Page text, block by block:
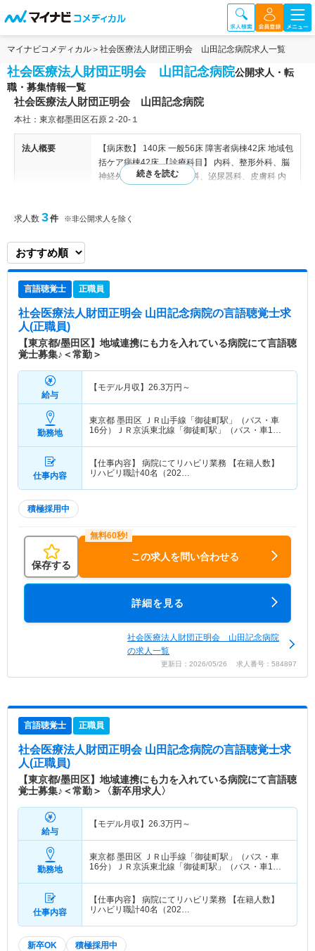
マイナビコメディカル 社会医療法人財団正明会 山田記念病院求人一覧
社会医療法人財団正明会 山田記念病院公開求人・転
職・募集情報一覧
社会医療法人財団正明会 山田記念病院
本社：東京都墨田区石原２-20-１
法人概要
【病床数】 140床 一般56床 障害者病棟42床 地域包
括ケア病棟42床 【診療科目】 内科、整形外科、脳
神経外科、形成外科、外科、泌尿器科、皮膚科 内
ション
病院情報補足
特色
東京都墨田区に位置するケアミックス型総合医療病
急性期病棟で整形外科・外科・内科・脳神経外科な
ア病棟となり、手術後や在宅での生活の準備をして
様、寝たきりの方などが入院されています。
求人数 3件 ※非公開求人を除く
言語聴覚士 正職員
社会医療法人財団正明会 山田記念病院の言語聴覚士求
人(正職員)
【東京都/墨田区】地域連携にも力を入れている病院にて言語聴
覚士募集♪＜常勤＞
給与
【モデル月収】 26.3万円～
勤務地
東京都 墨田区
ＪＲ山手線「御徒町駅」（バス・車
16分）ＪＲ京浜東北線「御徒町駅」（バス・車16
仕事内容
【仕事内容】 病院にてリハビリ業務 【在籍人数】
リハビリ職計40名（202…
積極採用中
保存する
この求人を問い合わせる
詳細を見る
社会医療法人財団正明会 山田記念病院
の求人一覧
更新日：2026/05/26 求人番号：584897
言語聴覚士 正職員
社会医療法人財団正明会 山田記念病院の言語聴覚士求
人(正職員)
【東京都/墨田区】地域連携にも力を入れている病院にて言語聴
覚士募集♪＜常勤＞〈新卒用求人〉
給与
【モデル月収】 26.3万円～
勤務地
東京都 墨田区
ＪＲ山手線「御徒町駅」（バス・車
16分）ＪＲ京浜東北線「御徒町駅」（バス・車16
仕事内容
【仕事内容】 病院にてリハビリ業務 【在籍人数】
リハビリ職計40名（202…
新卒OK 積極採用中